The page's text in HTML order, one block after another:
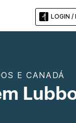
LOGIN
E CANADÁ